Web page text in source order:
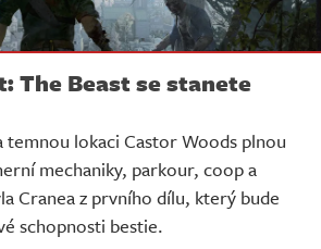
The Beast se stanete
temnou lokaci Castor Woods plnou
mechaniky, parkour, coop a
Cranea z prvního dílu, který bude
schopnosti bestie.